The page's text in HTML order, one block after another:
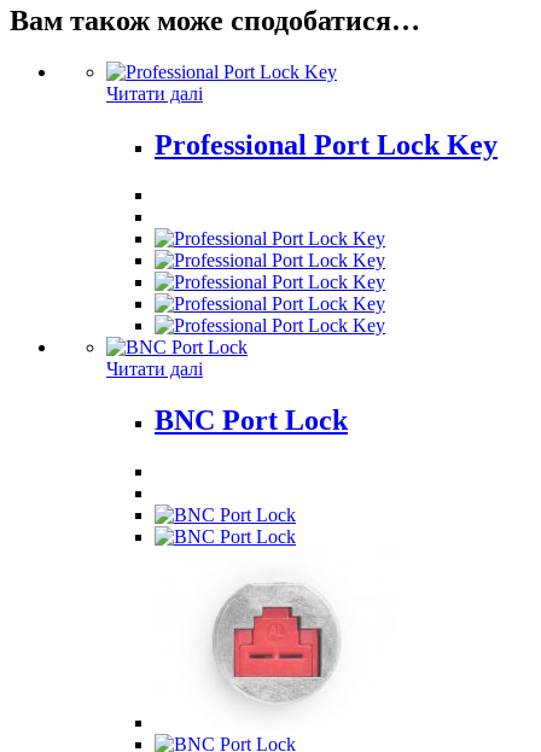
Вам також може сподобатися…
Читати далі
Professional Port Lock Key
Читати далі
BNC Port Lock